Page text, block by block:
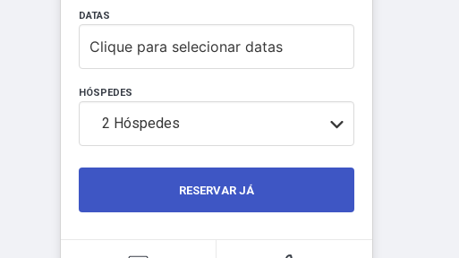
DATAS
Clique para selecionar datas
HÓSPEDES
2 Hóspedes
RESERVAR JÁ